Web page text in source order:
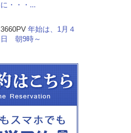
に・・・...
3660PV 年始は、1月４
日 朝9時～